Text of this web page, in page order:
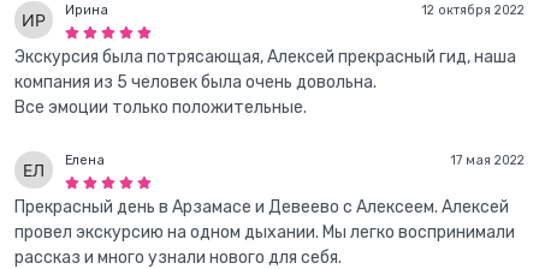
12 октября 2022
Ирина
Экскурсия была потрясающая, Алексей прекрасный гид, наша
компания из 5 человек была очень довольна.
Все эмоции только положительные.
17 мая 2022
Елена
Прекрасный день в Арзамасе и Девеево с Алексеем. Алексей
провел экскурсию на одном дыхании. Мы легко воспринимали
рассказ и много узнали нового для себя.